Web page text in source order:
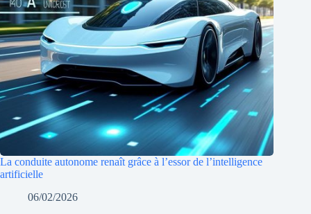
La conduite autonome renaît grâce à l’essor de l’intelligence
artificielle
06/02/2026